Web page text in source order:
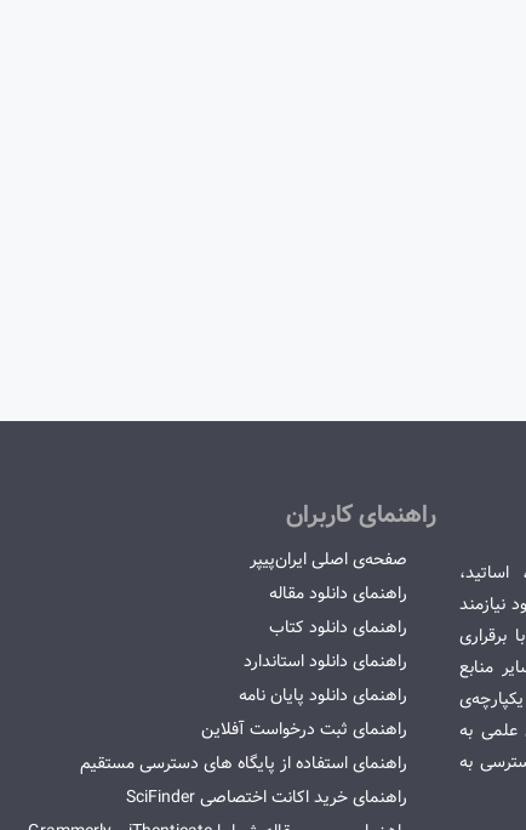
منابع
علمی به
به
راهنمای کاربران
صفحه‌ی اصلی ایران‌پیپر
راهنمای دانلود مقاله
راهنمای دانلود کتاب
راهنمای دانلود استاندارد
راهنمای دانلود پایان نامه
راهنمای ثبت درخواست آفلاین
راهنمای استفاده از پایگاه های دسترسی مستقیم
راهنمای خرید اکانت اختصاصی SciFinder